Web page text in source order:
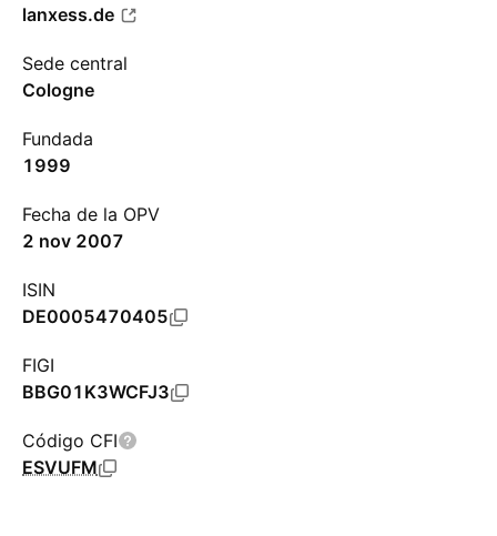
lanxess.de
Sede central
Cologne
Fundada
1999
Fecha de la OPV
2 nov 2007
ISIN
DE0005470405
FIGI
BBG01K3WCFJ3
Código CFI
ESVUFM